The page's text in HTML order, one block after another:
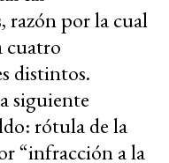
razón por la cual
cuatro
distintos.
siguiente
rótula de la
“infracción a la